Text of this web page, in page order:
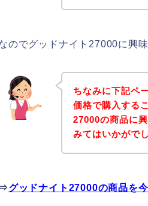
のでグッドナイト27000に興
ちなみに下記ペ
価格で購入する
27000の商品に
みてはいかがで
⇒グッドナイト27000の商品を